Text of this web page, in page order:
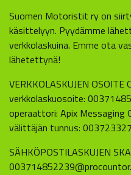
Suomen Motoristit ry on
käsittelyyn. Pyydämme
verkkolaskuina. Emme ota
lähetettynä!
VERKKOLASKUJEN OSOITE
verkkolaskuosoite:
operaattori: Apix Messaging
välittäjän tunnus:
SÄHKÖPOSTILASKUJEN